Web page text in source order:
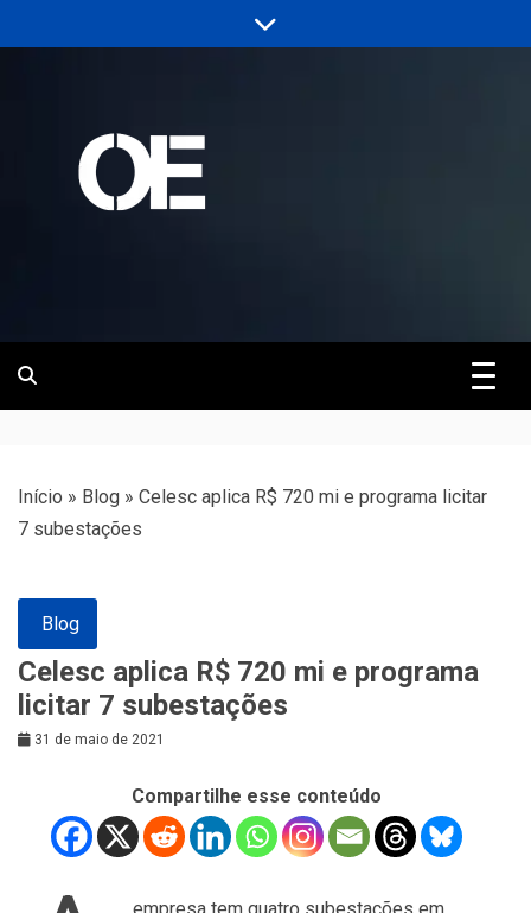
to
Revista | O
Empreiteiro
Início » Blog » Celesc aplica R$ 720 mi e programa licitar
7 subestações
Blog
Celesc aplica R$ 720 mi e programa
licitar 7 subestações
31 de maio de 2021
Compartilhe esse conteúdo